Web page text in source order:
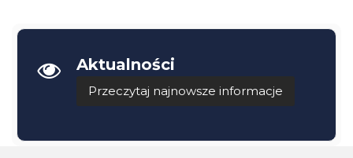
Aktualności
Przeczytaj najnowsze informacje